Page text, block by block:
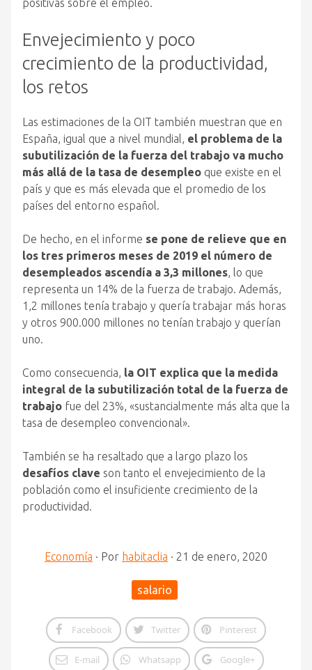
positivas sobre el empleo.
Envejecimiento y poco
crecimiento de la productividad,
los retos
Las estimaciones de la OIT también muestran que en
España, igual que a nivel mundial, el problema de la
subutilización de la fuerza del trabajo va mucho
más allá de la tasa de desempleo que existe en el
país y que es más elevada que el promedio de los
países del entorno español.
De hecho, en el informe se pone de relieve que en
los tres primeros meses de 2019 el número de
desempleados ascendía a 3,3 millones, lo que
representa un 14% de la fuerza de trabajo. Además,
1,2 millones tenía trabajo y quería trabajar más horas
y otros 900.000 millones no tenían trabajo y querían
uno.
Como consecuencia, la OIT explica que la medida
integral de la subutilización total de la fuerza de
trabajo fue del 23%, «sustancialmente más alta que la
tasa de desempleo convencional».
También se ha resaltado que a largo plazo los
desafíos clave son tanto el envejecimiento de la
población como el insuficiente crecimiento de la
productividad.
Economía · Por habitaclia · 21 de enero, 2020
salario
Facebook Twitter Pinterest
E-mail Whatsapp Google+